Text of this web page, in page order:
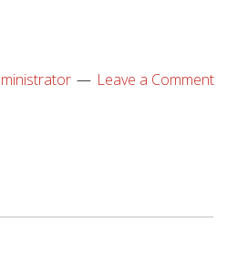
Leave a Comment